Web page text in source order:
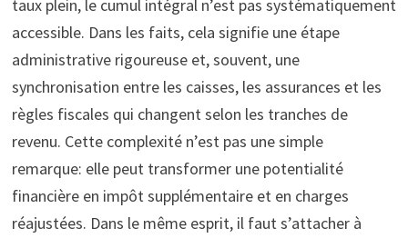
taux plein, le cumul intégral n’est pas systématiquement
accessible. Dans les faits, cela signifie une étape
administrative rigoureuse et, souvent, une
synchronisation entre les caisses, les assurances et les
règles fiscales qui changent selon les tranches de
revenu. Cette complexité n’est pas une simple
remarque: elle peut transformer une potentialité
financière en impôt supplémentaire et en charges
réajustées. Dans le même esprit, il faut s’attacher à